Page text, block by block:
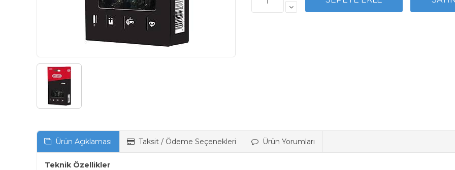
Ürün Açıklaması Taksit / Ödeme Seçenekleri Ürün Yorumları
Teknik Özellikler